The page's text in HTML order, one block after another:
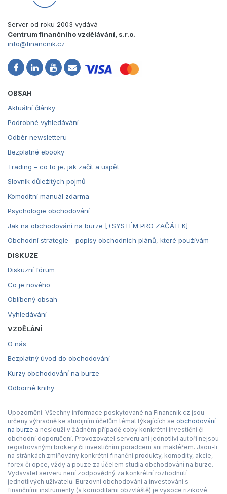
Server od roku 2003 vydává
Centrum finančního vzdělávání, s.r.o.
info@financnik.cz
OBSAH
Aktuální články
Podrobné vyhledávání
Odběr newsletteru
Bezplatné ebooky
Trading – co to je, jak začít a uspět
Slovník důležitých pojmů
Komoditní manuál zdarma
Psychologie obchodování
Jak na obchodování na burze [+SYSTÉM PRO ZAČÁTEK]
Obchodní strategie - popisy obchodních plánů, které používám
DISKUZE
Diskuzní fórum
Co je nového
Oblíbený obsah
Vyhledávání
VZDĚLÁNÍ
O nás
Bezplatný úvod do obchodování
Kurzy obchodování na burze
Odborné knihy
Upozornění: Všechny informace poskytované na Financnik.cz jsou
určeny výhradně ke studijním účelům témat týkajících se obchodování
na burze a neslouží v žádném případě coby konkrétní investiční či
obchodní doporučení. Provozovatel serveru ani jednotliví autoři nejsou
registrovanými brokery či investičním poradcem ani makléřem. Jsou-li
na stránkách zmiňovány konkrétní finanční produkty, komodity, akcie,
forex či opce, vždy a pouze za účelem studia obchodování na burze.
Vydavatel serveru není zodpovědný za konkrétní rozhodnutí
jednotlivých uživatelů. Burzovní obchodování a investování s
finančními instrumenty (a komoditami obzvláště) je vysoce rizikové.